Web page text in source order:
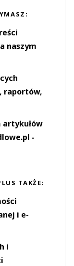
naszym
raportów,
artykułów
-
TAKŻE:
i e-
i